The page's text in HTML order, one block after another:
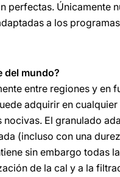
perfectas. Únicamente
a los
del mundo?
entre regiones y en
adquirir en
El granulado
(incluso con una
sin embargo todas
de la cal y a la